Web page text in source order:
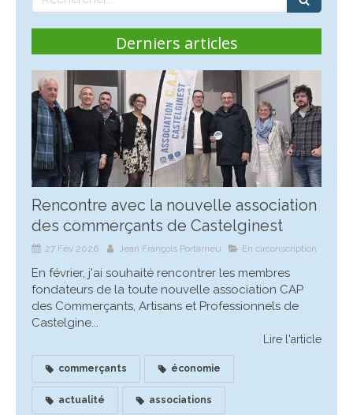
Derniers articles
Rencontre avec la nouvelle association
des commerçants de Castelginest
27 Fév 2026 Jean François Portarrieu En circonscription
En février, j'ai souhaité rencontrer les membres
fondateurs de la toute nouvelle association CAP
des Commerçants, Artisans et Professionnels de
Castelgine...
Lire l'article
commerçants économie
actualité associations